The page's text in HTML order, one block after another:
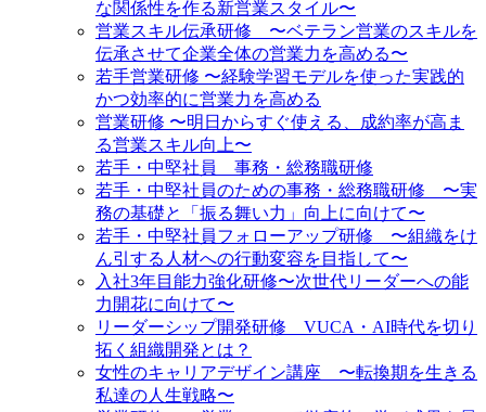
な関係性を作る新営業スタイル〜
営業スキル伝承研修 〜ベテラン営業のスキルを
伝承させて企業全体の営業力を高める〜
若手営業研修 〜経験学習モデルを使った実践的
かつ効率的に営業力を高める
営業研修 〜明日からすぐ使える、成約率が高ま
る営業スキル向上〜
若手・中堅社員 事務・総務職研修
若手・中堅社員のための事務・総務職研修 〜実
務の基礎と「振る舞い力」向上に向けて〜
若手・中堅社員フォローアップ研修 〜組織をけ
ん引する人材への行動変容を目指して〜
入社3年目能力強化研修〜次世代リーダーへの能
力開花に向けて〜
リーダーシップ開発研修 VUCA・AI時代を切り
拓く組織開発とは？
女性のキャリアデザイン講座 〜転換期を生きる
私達の人生戦略〜